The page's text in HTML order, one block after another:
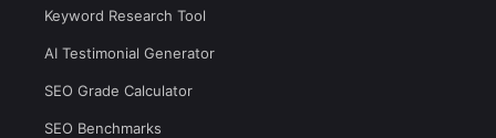
Keyword Research Tool
AI Testimonial Generator
SEO Grade Calculator
SEO Benchmarks